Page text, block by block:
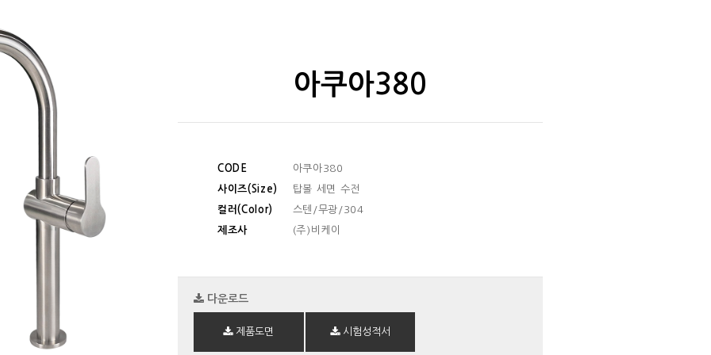
아쿠아380
CODE
아쿠아380
사이즈(Size)
탑볼 세면 수전
컬러(Color)
스텐/무광/304
제조사
(주)비케이
다운로드
제품도면 시험성적서